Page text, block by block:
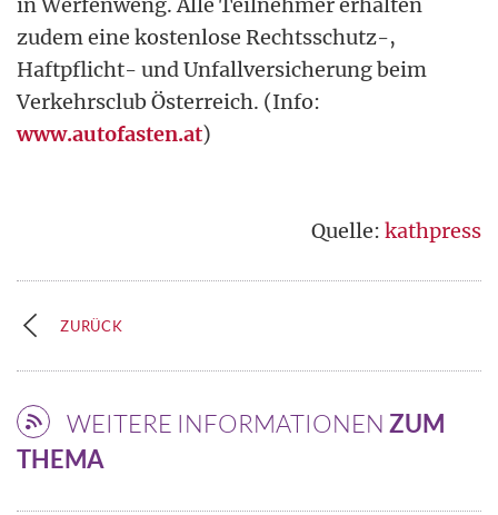
in Werfenweng. Alle Teilnehmer erhalten
zudem eine kostenlose Rechtsschutz-,
Haftpflicht- und Unfallversicherung beim
Verkehrsclub Österreich. (Info:
www.autofasten.at)
Quelle: kathpress
ZURÜCK
WEITERE INFORMATIONEN ZUM
THEMA